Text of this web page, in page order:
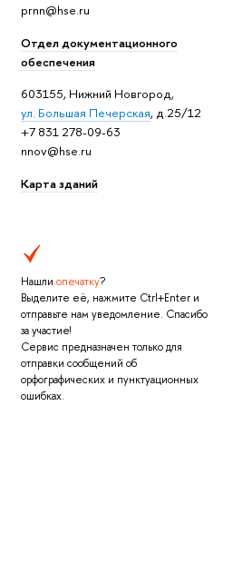
prnn@hse.ru
Отдел документационного
обеспечения
603155, Нижний Новгород,
ул. Большая Печерская, д.25/12
+7 831 278-09-63
nnov@hse.ru
Карта зданий
Нашли опечатку?
Выделите её, нажмите Ctrl+Enter и
отправьте нам уведомление. Спасибо
за участие!
Сервис предназначен только для
отправки сообщений об
орфографических и пунктуационных
ошибках.